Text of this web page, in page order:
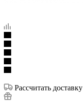
Рассчитать доставку